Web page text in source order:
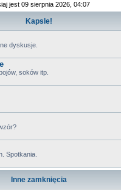
jest 09 sierpnia 2026, 04:07
Kapsle!
dyskusje.
soków itp.
Spotkania.
Inne zamknięcia